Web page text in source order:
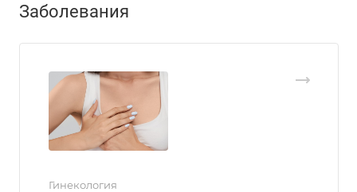
Заболевания
Гинекология